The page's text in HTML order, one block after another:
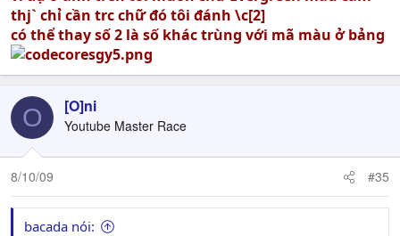
thj` chỉ cần trc chữ đó tôi đánh \c[2]
có thể thay số 2 là số khác trùng với mã màu ở bảng
O [O]ni
Youtube Master Race
8/10/09 #35
bacada nói: